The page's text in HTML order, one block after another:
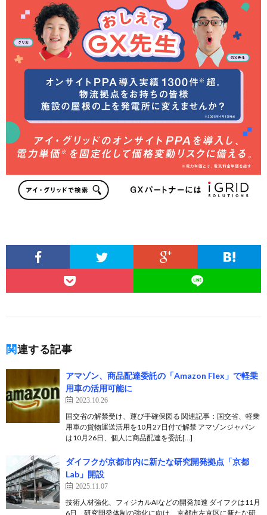
関連する記事
アマゾン、商品配達委託の「Amazon Flex」で軽乗
用車の活用可能に
2023.10.26
国交省の解禁受け、運び手確保図る 関連記事：国交省、軽乗
用車の貨物運送活用を10月27日付で解禁 アマゾンジャパン
は10月26日、個人に商品配達を委託[…]
ダイフクが京都市内に新たな研究開発拠点「京都
Lab」開設
2025.11.07
技術人材強化、フィジカルAIなどの開発加速 ダイフクは11月
6日、研究開発体制の強化に向け、京都市左京区に新たな研